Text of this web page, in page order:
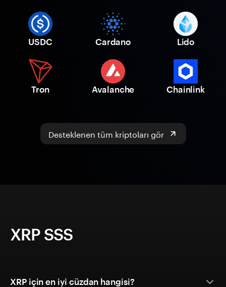
USDC Cardano Lido
Tron Avalanche Chainlink
Desteklenen tüm kriptoları gör
XRP SSS
XRP için en iyi cüzdan hangisi?